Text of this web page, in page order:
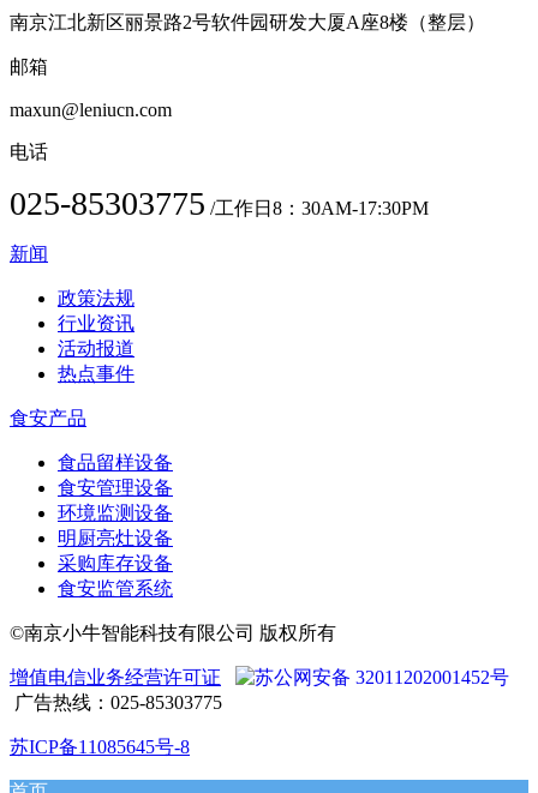
南京江北新区丽景路2号软件园研发大厦A座8楼（整层）
邮箱
maxun@leniucn.com
电话
025-85303775 /工作日8：30AM-17:30PM
新闻
政策法规
行业资讯
活动报道
热点事件
食安产品
食品留样设备
食安管理设备
环境监测设备
明厨亮灶设备
采购库存设备
食安监管系统
©南京小牛智能科技有限公司 版权所有
增值电信业务经营许可证
苏公网安备 32011202001452号
广告热线：025-85303775
苏ICP备11085645号-8